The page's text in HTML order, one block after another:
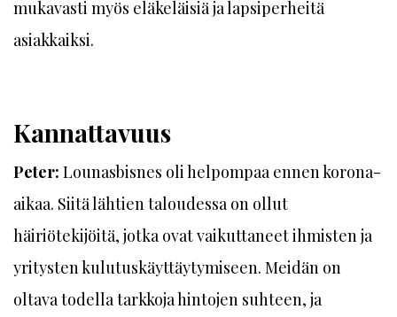
mukavasti myös eläkeläisiä ja lapsiperheitä
asiakkaiksi.
Kannattavuus
Peter: Lounasbisnes oli helpompaa ennen korona-
aikaa. Siitä lähtien taloudessa on ollut
häiriötekijöitä, jotka ovat vaikuttaneet ihmisten ja
yritysten kulutuskäyttäytymiseen. Meidän on
oltava todella tarkkoja hintojen suhteen, ja